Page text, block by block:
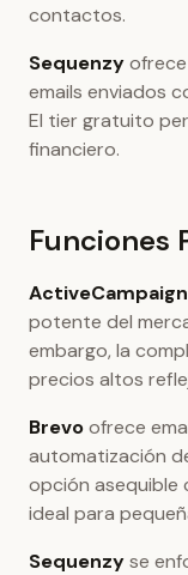
contactos.
Sequenzy
emails enviados
El tier gratuito
financiero.
Funciones
ActiveCampaign
potente del
embargo, la
precios altos
Brevoofrece
automatización
opción asequible
ideal para
Sequenzyse